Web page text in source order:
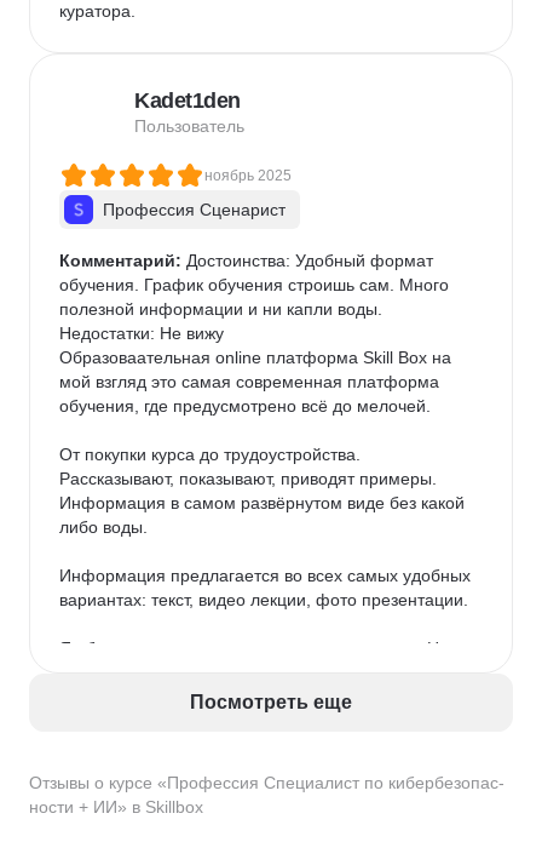
Отзывы о курсе «Профессия Специалист по кибербезопас­
но­сти + ИИ» в Skillbox
куратора.
Kadet1den
Пользователь
ноябрь 2025
Профессия Сценарист
Комментарий: Достоинства: Удобный формат
обучения. График обучения строишь сам. Много
полезной информации и ни капли воды.
Недостатки: Не вижу
Образоваательная online платформа Skill Box на
мой взгляд это самая современная платформа
обучения, где предусмотрено всё до мелочей.
От покупки курса до трудоустройства.
Рассказывают, показывают, приводят примеры.
Информация в самом развёрнутом виде без какой
либо воды.
Информация предлагается во всех самых удобных
вариантах: текст, видео лекции, фото презентации.
Я обучаюсь на курсе сценарного мастерства. На
лекции, презентации, а также текстовый формат.
практическое домашнее задание и проверяют
домашнюю работу действующие сценаристы.
Посмотреть еще